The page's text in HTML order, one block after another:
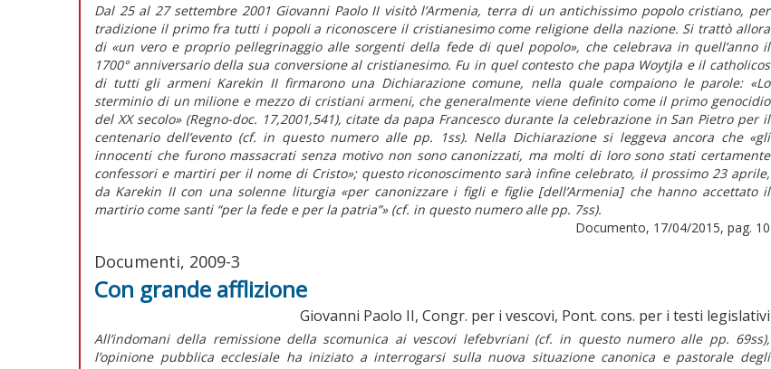
Dal 25 al 27 settembre 2001 Giovanni Paolo II visitò l’Armenia, terra di un antichissimo popolo cristiano, per
tradizione il primo fra tutti i popoli a riconoscere il cristianesimo come religione della nazione. Si trattò allora
di «un vero e proprio pellegrinaggio alle sorgenti della fede di quel popolo», che celebrava in quell’anno il
1700° anniversario della sua conversione al cristianesimo. Fu in quel contesto che papa Woytjla e il catholicos
di tutti gli armeni Karekin II firmarono una Dichiarazione comune, nella quale compaiono le parole: «Lo
sterminio di un milione e mezzo di cristiani armeni, che generalmente viene definito come il primo genocidio
del XX secolo» (Regno-doc. 17,2001,541), citate da papa Francesco durante la celebrazione in San Pietro per il
centenario dell’evento (cf. in questo numero alle pp. 1ss). Nella Dichiarazione si leggeva ancora che «gli
innocenti che furono massacrati senza motivo non sono canonizzati, ma molti di loro sono stati certamente
confessori e martiri per il nome di Cristo»; questo riconoscimento sarà infine celebrato, il prossimo 23 aprile,
da Karekin II con una solenne liturgia «per canonizzare i figli e figlie [dell’Armenia] che hanno accettato il
martirio come santi “per la fede e per la patria”» (cf. in questo numero alle pp. 7ss).
Documento, 17/04/2015, pag. 10
Documenti, 2009-3
Con grande afflizione
Giovanni Paolo II, Congr. per i vescovi, Pont. cons. per i testi legislativi
All’indomani della remissione della scomunica ai vescovi lefebvriani (cf. in questo numero alle pp. 69ss),
l’opinione pubblica ecclesiale ha iniziato a interrogarsi sulla nuova situazione canonica e pastorale degli